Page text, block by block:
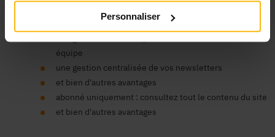
Personnaliser
équipe
une gestion centralisée de vos newsletters
et bien d'autres avantages
abonné uniquement : consultez tout le contenu du site
et bien d'autres avantages